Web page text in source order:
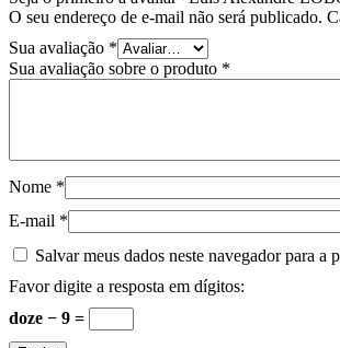
O seu endereço de e-mail não será publicado.
Sua avaliação *
Sua avaliação sobre o produto *
Nome *
E-mail *
Salvar meus dados neste navegador para a
Favor digite a resposta em dígitos:
doze − 9 =